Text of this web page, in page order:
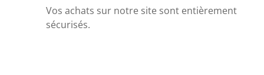
Vos achats sur notre site sont entièrement
sécurisés.